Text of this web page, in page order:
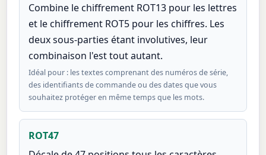
Combine le chiffrement ROT13 pour les lettres
et le chiffrement ROT5 pour les chiffres. Les
deux sous-parties étant involutives, leur
combinaison l'est tout autant.
Idéal pour : les textes comprenant des numéros de série,
des identifiants de commande ou des dates que vous
souhaitez protéger en même temps que les mots.
ROT47